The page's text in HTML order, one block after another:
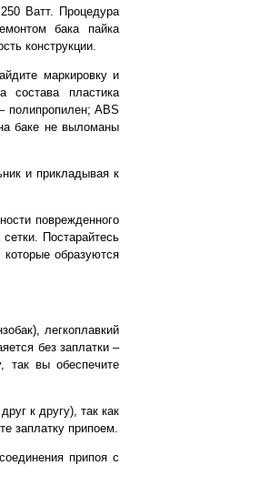
Ватт. Процедура
бака пайка
конструкции.
маркировку и
состава пластика
полипропилен; ABS
баке не выломаны
и прикладывая к
поврежденного
Постарайтесь
которые образуются
легкоплавкий
без заплатки –
так вы обеспечите
к другу), так как
заплатку припоем.
припоя с